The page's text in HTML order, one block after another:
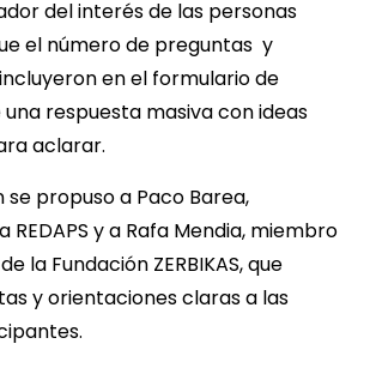
del interés de las personas
el número de preguntas y
en el formulario de
una respuesta masiva con ideas
aclarar.
se propuso a Paco Barea,
REDAPS y a Rafa Mendia, miembro
la Fundación ZERBIKAS, que
y orientaciones claras a las